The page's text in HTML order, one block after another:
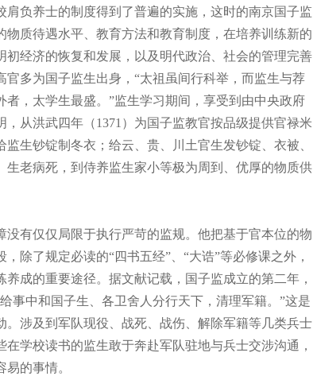
肩负养士的制度得到了普遍的实施，这时的南京国子监
质待遇水平、教育方法和教育制度，在培养训练新的
初经济的恢复和发展，以及明代政治、社会的管理完善
多为国子监生出身，“太祖虽间行科举，而监生与荐
，太学生最盛。”监生学习期间，享受到由中央政府
从洪武四年（1371）为国子监教官按品级提供官禄米
生钞锭制冬衣；给云、贵、川土官生发钞锭、衣被、
生老病死，到侍养监生家小等极为周到、优厚的物质供
有仅仅局限于执行严苛的监规。他把基于官本位的物
除了规定必读的“四书五经”、“大诰”等必修课之外，
成的重要途径。据文献记载，国子监成立的第二年，
事中和国子生、各卫舍人分行天下，清理军籍。”这是
。涉及到军队现役、战死、战伤、解除军籍等几类兵士
学校读书的监生敢于奔赴军队驻地与兵士交涉沟通，
的事情。